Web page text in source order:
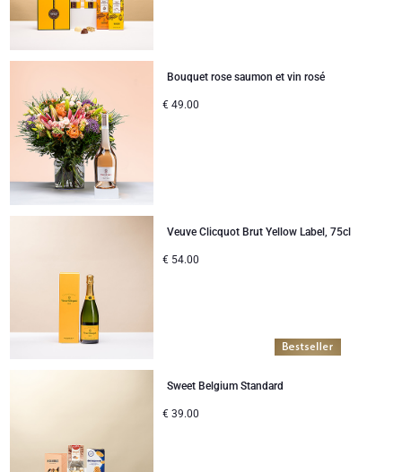
Bouquet rose saumon et vin rosé
€ 49.00
Veuve Clicquot Brut Yellow Label, 75cl
€ 54.00
Sweet Belgium Standard
€ 39.00